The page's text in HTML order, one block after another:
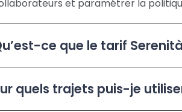
et paramétrer la
ce que le tarif
quels trajets puis-je